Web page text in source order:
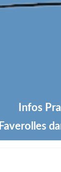
Infos
Faverolles